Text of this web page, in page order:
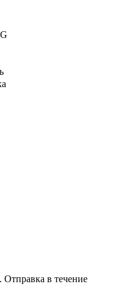
Отправка в течение